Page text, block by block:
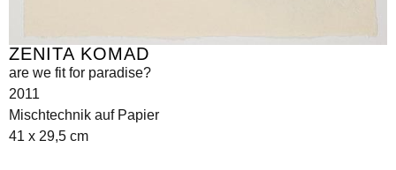
ZENITA KOMAD
are we fit for paradise?
2011
Mischtechnik auf Papier
41 x 29,5 cm